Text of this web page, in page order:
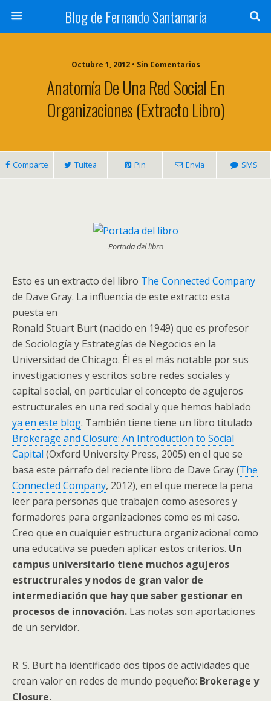
Blog de Fernando Santamaría
Octubre 1, 2012 • Sin Comentarios
Anatomía De Una Red Social En
Organizaciones (extracto Libro)
Comparte Tuitea Pin Envía SMS
Portada del libro
Esto es un extracto del libro The Connected Company
de Dave Gray. La influencia de este extracto esta
puesta en
Ronald Stuart Burt (nacido en 1949) que es profesor
de Sociología y Estrategías de Negocios en la
Universidad de Chicago. Él es el más notable por sus
investigaciones y escritos sobre redes sociales y
capital social, en particular el concepto de agujeros
estructurales en una red social y que hemos hablado
ya en este blog. También tiene tiene un libro titulado
Brokerage and Closure: An Introduction to Social
Capital (Oxford University Press, 2005) en el que se
basa este párrafo del reciente libro de Dave Gray (The
Connected Company, 2012), en el que merece la pena
leer para personas que trabajen como asesores y
formadores para organizaciones como es mi caso.
Creo que en cualquier estructura organizacional como
una educativa se pueden aplicar estos criterios. Un
campus universitario tiene muchos agujeros
estructrurales y nodos de gran valor de
intermediación que hay que saber gestionar en
procesos de innovación. Las notas son aportaciones
de un servidor.
R. S. Burt ha identificado dos tipos de actividades que
crean valor en redes de mundo pequeño: Brokerage y
Closure.